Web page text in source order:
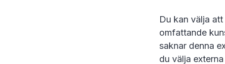
Du kan välja
omfattande
saknar denna
du välja